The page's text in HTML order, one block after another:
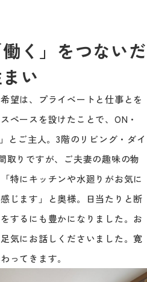
働く」をつないだ
い
望は、プライベートと仕事とを
ペースを設けたことで、ON・
とご主人。3階のリビング・ダイ
取りですが、ご夫妻の趣味の物
特にキッチンや水廻りがお気に
じます」と奥様。日当たりと断
するにも豊かになりました。お
気にお話しくださいました。寛
ってきます。